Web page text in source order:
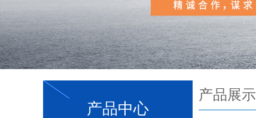
产品中心
产品展示